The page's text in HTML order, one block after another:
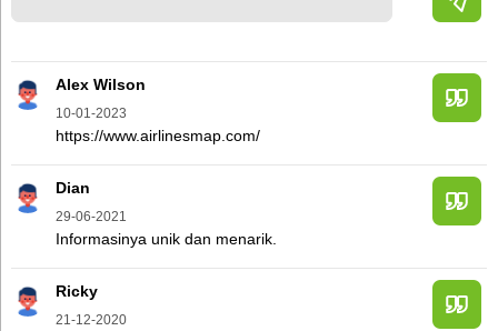
Alex Wilson
10-01-2023
https://www.airlinesmap.com/
Dian
29-06-2021
Informasinya unik dan menarik.
Ricky
21-12-2020